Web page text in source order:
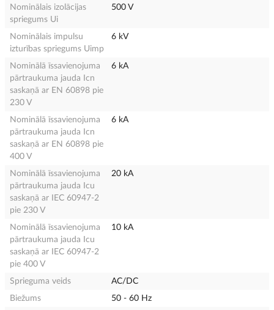
Nominālais izolācijas
spriegums Ui
500 V
Nominālais impulsu
izturības spriegums Uimp
6 kV
Nominālā īssavienojuma
pārtraukuma jauda Icn
saskaņā ar EN 60898 pie
230 V
6 kA
Nominālā īssavienojuma
pārtraukuma jauda Icn
saskaņā ar EN 60898 pie
400 V
6 kA
Nominālā īssavienojuma
pārtraukuma jauda Icu
saskaņā ar IEC 60947-2
pie 230 V
20 kA
Nominālā īssavienojuma
pārtraukuma jauda Icu
saskaņā ar IEC 60947-2
pie 400 V
10 kA
Sprieguma veids
AC/DC
Biežums
50 - 60 Hz